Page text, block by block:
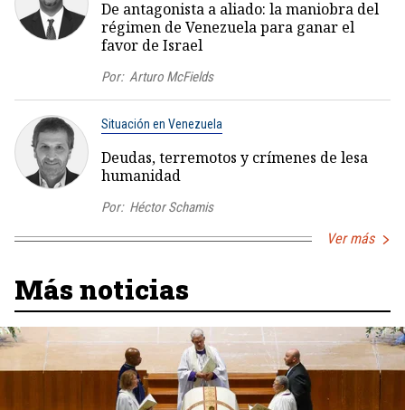
De antagonista a aliado: la maniobra del
régimen de Venezuela para ganar el
favor de Israel
Por: Arturo McFields
Situación en Venezuela
Deudas, terremotos y crímenes de lesa
humanidad
Por: Héctor Schamis
Ver más
Más noticias